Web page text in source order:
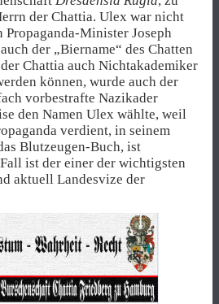
der Chattia. Ulex war nicht
Propaganda-Minister Joseph
der „Biername“ des Chatten
Chattia auch Nichtakademiker
können, wurde auch der
vorbestrafte Nazikader
den Namen Ulex wählte, weil
verdient, in seinem
Blutzeugen-Buch, ist
ist der einer der wichtigsten
aktuell Landesvize der